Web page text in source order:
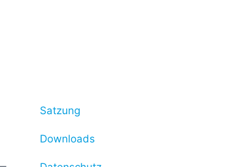
Satzung
Downloads